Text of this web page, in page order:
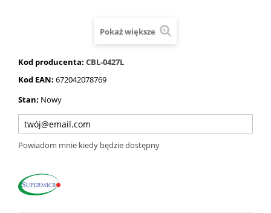
Pokaż większe
Kod producenta: CBL-0427L
Kod EAN: 672042078769
Stan: Nowy
Powiadom mnie kiedy będzie dostępny